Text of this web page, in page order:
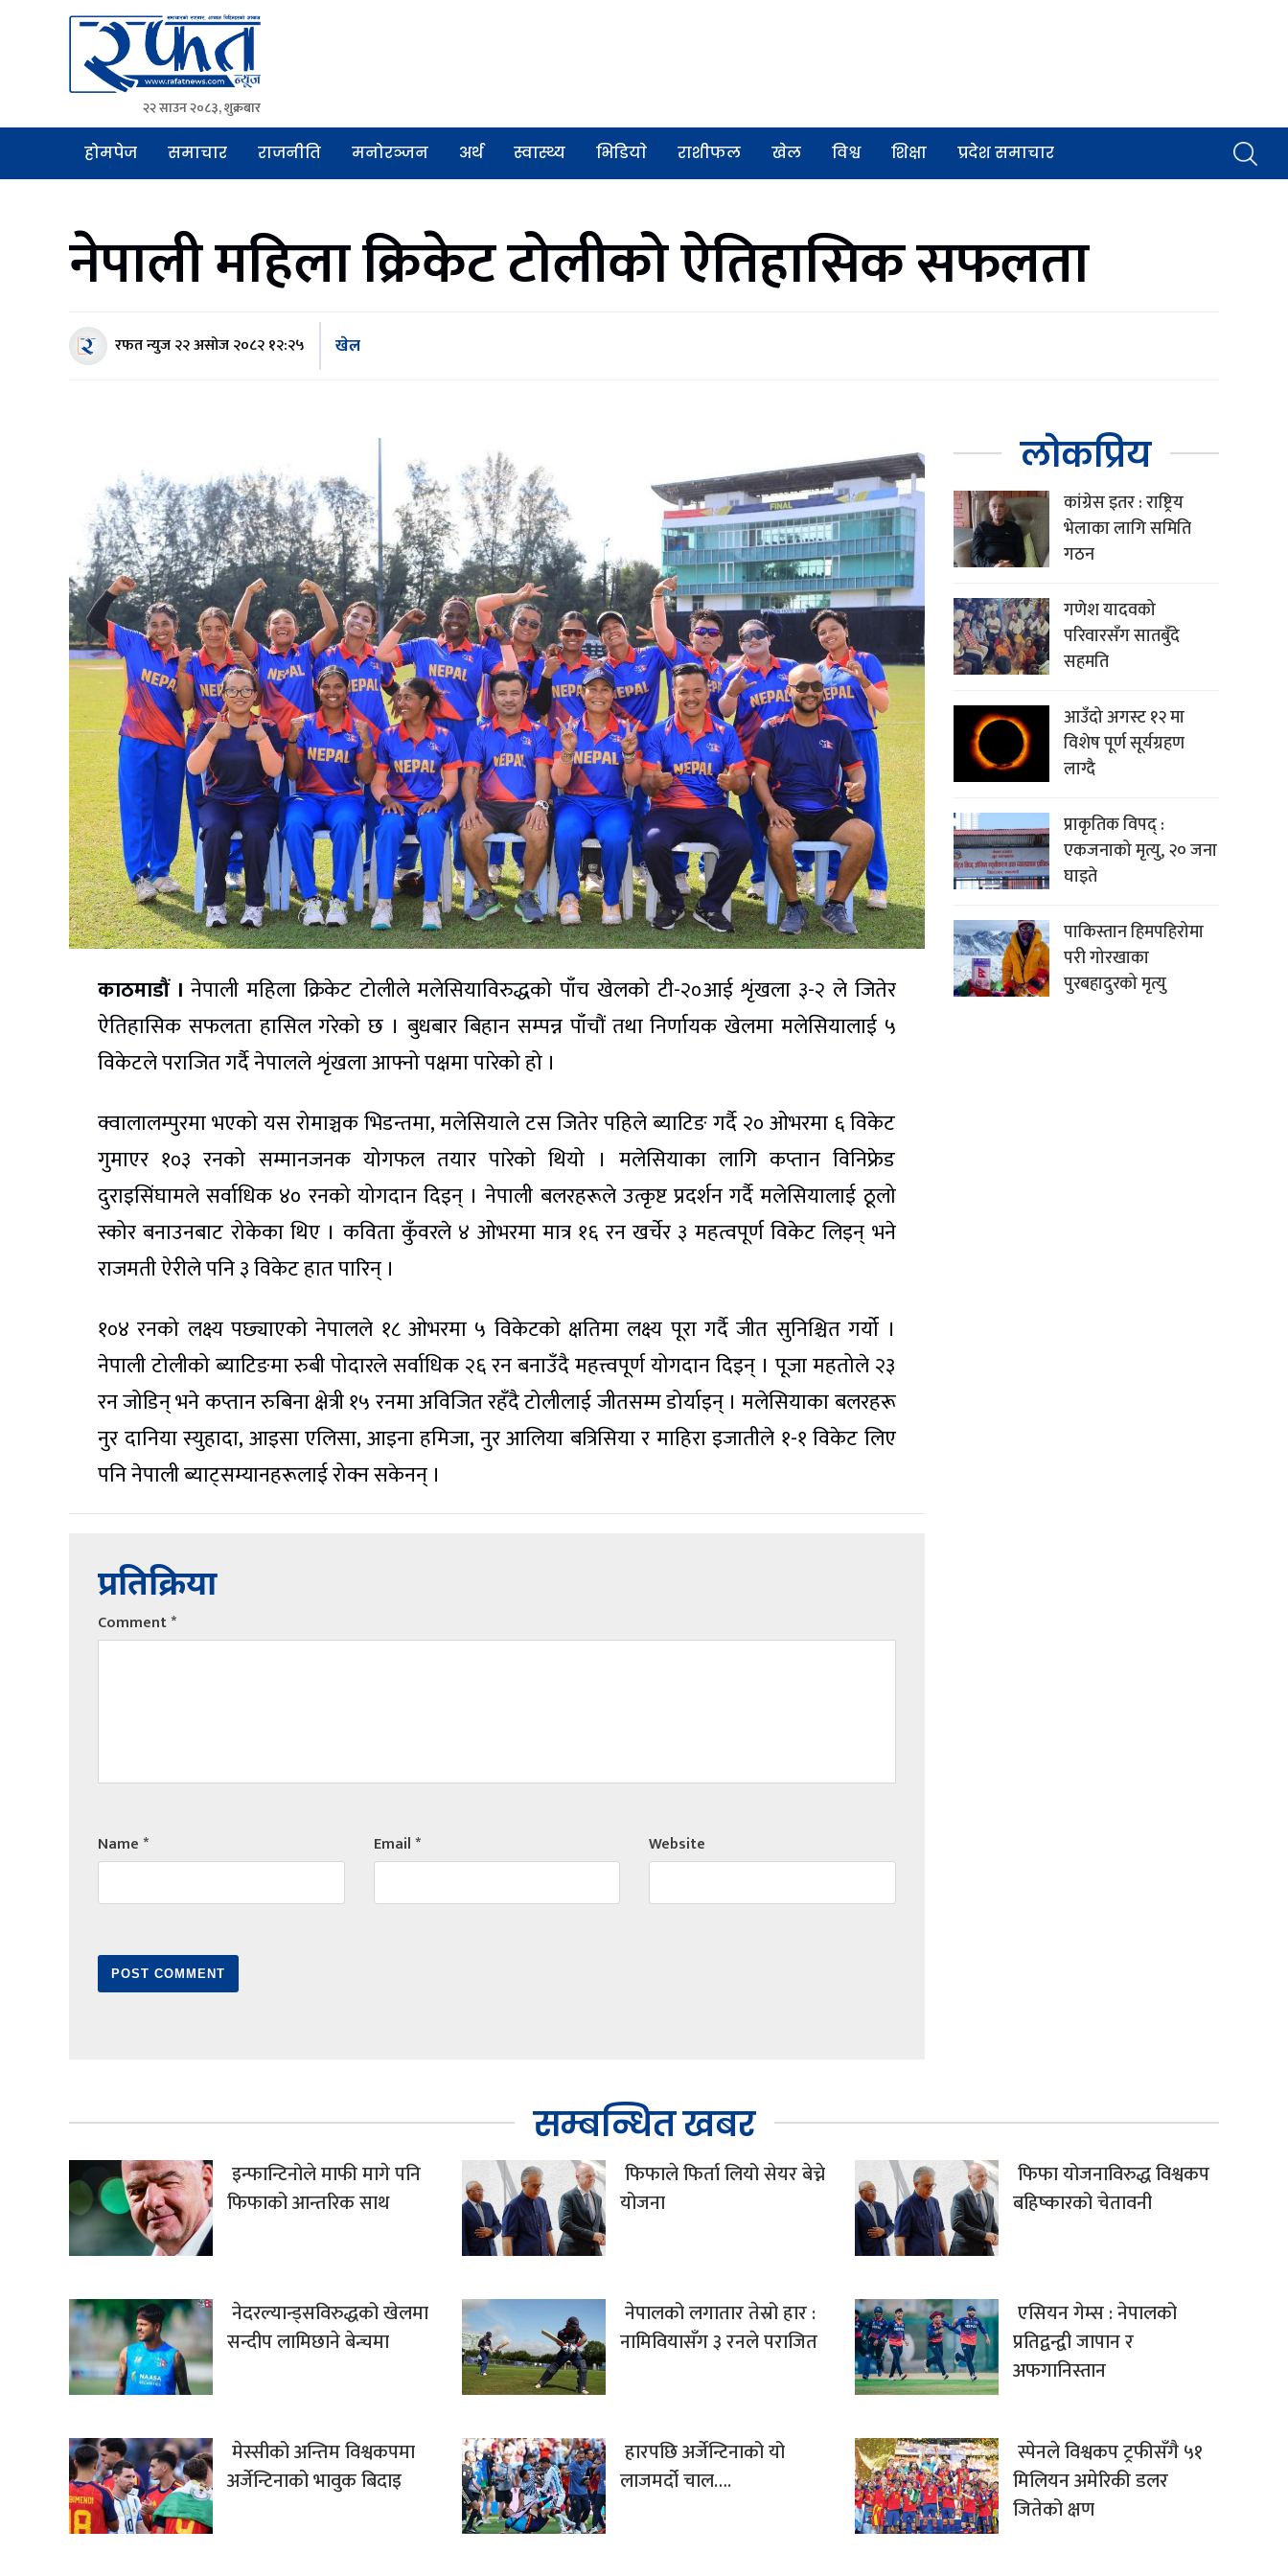
Rafat News
समाचारको रफ्तार, आवाज बिहिनहरुको आवाज
२२ साउन २०८३, शुक्रबार
होमपेज समाचार राजनीति मनोरञ्जन अर्थ स्वास्थ्य भिडियाे राशीफल खेल विश्व शिक्षा प्रदेश समाचार
नेपाली महिला क्रिकेट टोलीको ऐतिहासिक सफलता
रफत न्युज२२ असोज २०८२ १२:२५ खेल
काठमाडौं । नेपाली महिला क्रिकेट टोलीले मलेसियाविरुद्धको पाँच खेलको टी-२०आई शृंखला ३-२ ले जितेर
ऐतिहासिक सफलता हासिल गरेको छ । बुधबार बिहान सम्पन्न पाँचौं तथा निर्णायक खेलमा मलेसियालाई ५
विकेटले पराजित गर्दै नेपालले शृंखला आफ्नो पक्षमा पारेको हो ।
क्वालालम्पुरमा भएको यस रोमाञ्चक भिडन्तमा, मलेसियाले टस जितेर पहिले ब्याटिङ गर्दै २० ओभरमा ६ विकेट
गुमाएर १०३ रनको सम्मानजनक योगफल तयार पारेको थियो । मलेसियाका लागि कप्तान विनिफ्रेड
दुराइसिंघामले सर्वाधिक ४० रनको योगदान दिइन् । नेपाली बलरहरूले उत्कृष्ट प्रदर्शन गर्दै मलेसियालाई ठूलो
स्कोर बनाउनबाट रोकेका थिए । कविता कुँवरले ४ ओभरमा मात्र १६ रन खर्चेर ३ महत्वपूर्ण विकेट लिइन् भने
राजमती ऐरीले पनि ३ विकेट हात पारिन् ।
१०४ रनको लक्ष्य पछ्याएको नेपालले १८ ओभरमा ५ विकेटको क्षतिमा लक्ष्य पूरा गर्दै जीत सुनिश्चित गर्यो ।
नेपाली टोलीको ब्याटिङमा रुबी पोदारले सर्वाधिक २६ रन बनाउँदै महत्त्वपूर्ण योगदान दिइन् । पूजा महतोले २३
रन जोडिन् भने कप्तान रुबिना क्षेत्री १५ रनमा अविजित रहँदै टोलीलाई जीतसम्म डोर्याइन् । मलेसियाका बलरहरू
नुर दानिया स्युहादा, आइसा एलिसा, आइना हमिजा, नुर आलिया बत्रिसिया र माहिरा इजातीले १-१ विकेट लिए
पनि नेपाली ब्याट्सम्यानहरूलाई रोक्न सकेनन् ।
प्रतिक्रिया
Comment*
Name* Email* Website
लोकप्रिय
कांग्रेस इतर : राष्ट्रिय
भेलाका लागि समिति
गठन
गणेश यादवको
परिवारसँग सातबुँदे
सहमति
आउँदो अगस्ट १२ मा
विशेष पूर्ण सूर्यग्रहण
लाग्दै
प्राकृतिक विपद् :
एकजनाको मृत्यु, २० जना
घाइते
पाकिस्तान हिमपहिरोमा
परी गोरखाका
पुरबहादुरको मृत्यु
सम्बन्धित खबर
इन्फान्टिनोले माफी मागे पनि
फिफाको आन्तरिक साथ
फिफाले फिर्ता लियो सेयर बेच्ने
योजना
फिफा योजनाविरुद्ध विश्वकप
बहिष्कारको चेतावनी
नेदरल्यान्ड्सविरुद्धको खेलमा
सन्दीप लामिछाने बेन्चमा
नेपालको लगातार तेस्रो हार :
नामिवियासँग ३ रनले पराजित
एसियन गेम्स : नेपालको
प्रतिद्वन्द्वी जापान र
अफगानिस्तान
मेस्सीको अन्तिम विश्वकपमा
अर्जेन्टिनाको भावुक बिदाइ
हारपछि अर्जेन्टिनाको यो
लाजमर्दो चाल….
स्पेनले विश्वकप ट्रफीसँगै ५१
मिलियन अमेरिकी डलर
जितेको क्षण